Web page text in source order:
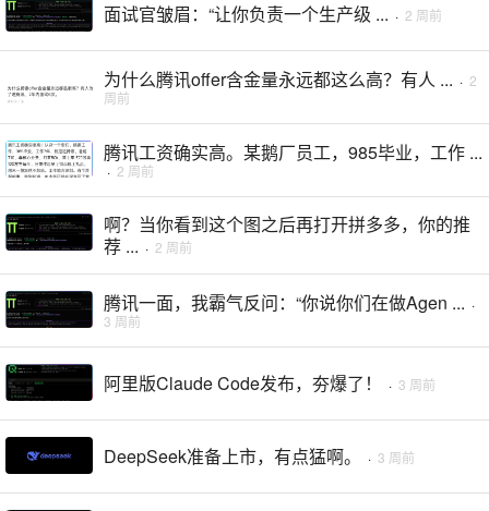
面试官皱眉：“让你负责一个生产级 ... · 2 周前
为什么腾讯offer含金量永远都这么高？有人 ... · 2
周前
腾讯工资确实高。某鹅厂员工，985毕业，工作 ...
· 2 周前
啊？当你看到这个图之后再打开拼多多，你的推
荐 ... · 2 周前
腾讯一面，我霸气反问：“你说你们在做Agen ... ·
3 周前
阿里版Claude Code发布，夯爆了！ · 3 周前
DeepSeek准备上市，有点猛啊。 · 3 周前